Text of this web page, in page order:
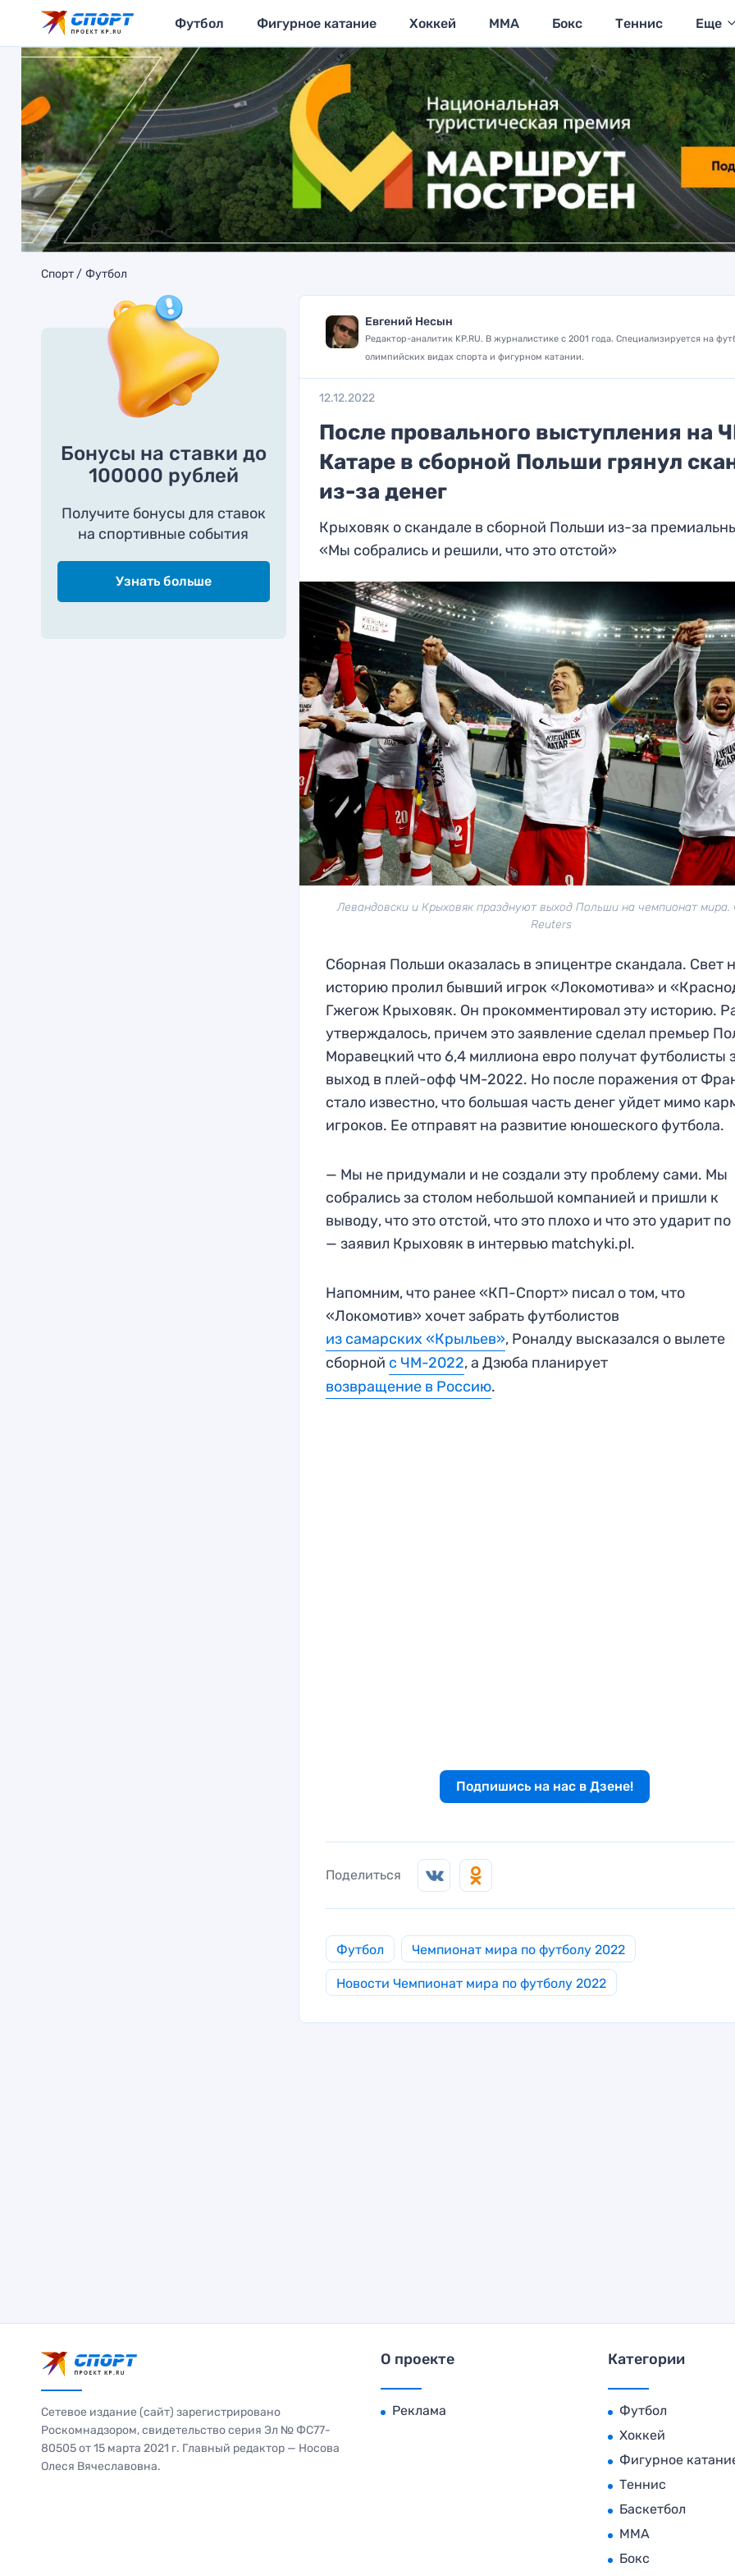
Футбол Фигурное катание Хоккей MMA Бокс Теннис Еще
Спорт Футбол
Бонусы на ставки до
100000 рублей
Получите бонусы для ставок
на спортивные события
Узнать больше
Евгений Несын
Редактор-аналитик KP.RU. В журналистике с 2001 года. Специализируется на
олимпийских видах спорта и фигурном катании.
12.12.2022
После провального выступления на
Катаре в сборной Польши грянул
из-за денег
Крыховяк о скандале в сборной Польши из-за
«Мы собрались и решили, что это отстой»
Левандовски и Крыховяк празднуют выход Польши на чемпионат мира.
Reuters
Сборная Польши оказалась в эпицентре скандала. Свет
историю пролил бывший игрок «Локомотива» и
Гжегож Крыховяк. Он прокомментировал эту историю.
утверждалось, причем это заявление сделал премьер
Моравецкий что 6,4 миллиона евро получат футболисты
выход в плей-офф ЧМ-2022. Но после поражения от
стало известно, что большая часть денег уйдет мимо
игроков. Ее отправят на развитие юношеского футбола.
— Мы не придумали и не создали эту проблему сами. Мы
собрались за столом небольшой компанией и пришли к
выводу, что это отстой, что это плохо и что это ударит
— заявил Крыховяк в интервью matchyki.pl.
Напомним, что ранее «КП-Спорт» писал о том, что
«Локомотив» хочет забрать футболистов
из самарских «Крыльев», Роналду высказался о вылете
сборной с ЧМ-2022, а Дзюба планирует
возвращение в Россию.
Подпишись на нас в Дзене!
Поделиться
Футбол Чемпионат мира по футболу 2022
Новости Чемпионат мира по футболу 2022
Сетевое издание (сайт) зарегистрировано
Роскомнадзором, свидетельство серия Эл № ФС77-
80505 от 15 марта 2021 г. Главный редактор — Носова
Олеся Вячеславовна.
О проекте
Реклама
Категории
Футбол
Хоккей
Фигурное
Теннис
Баскетбол
MMA
Бокс